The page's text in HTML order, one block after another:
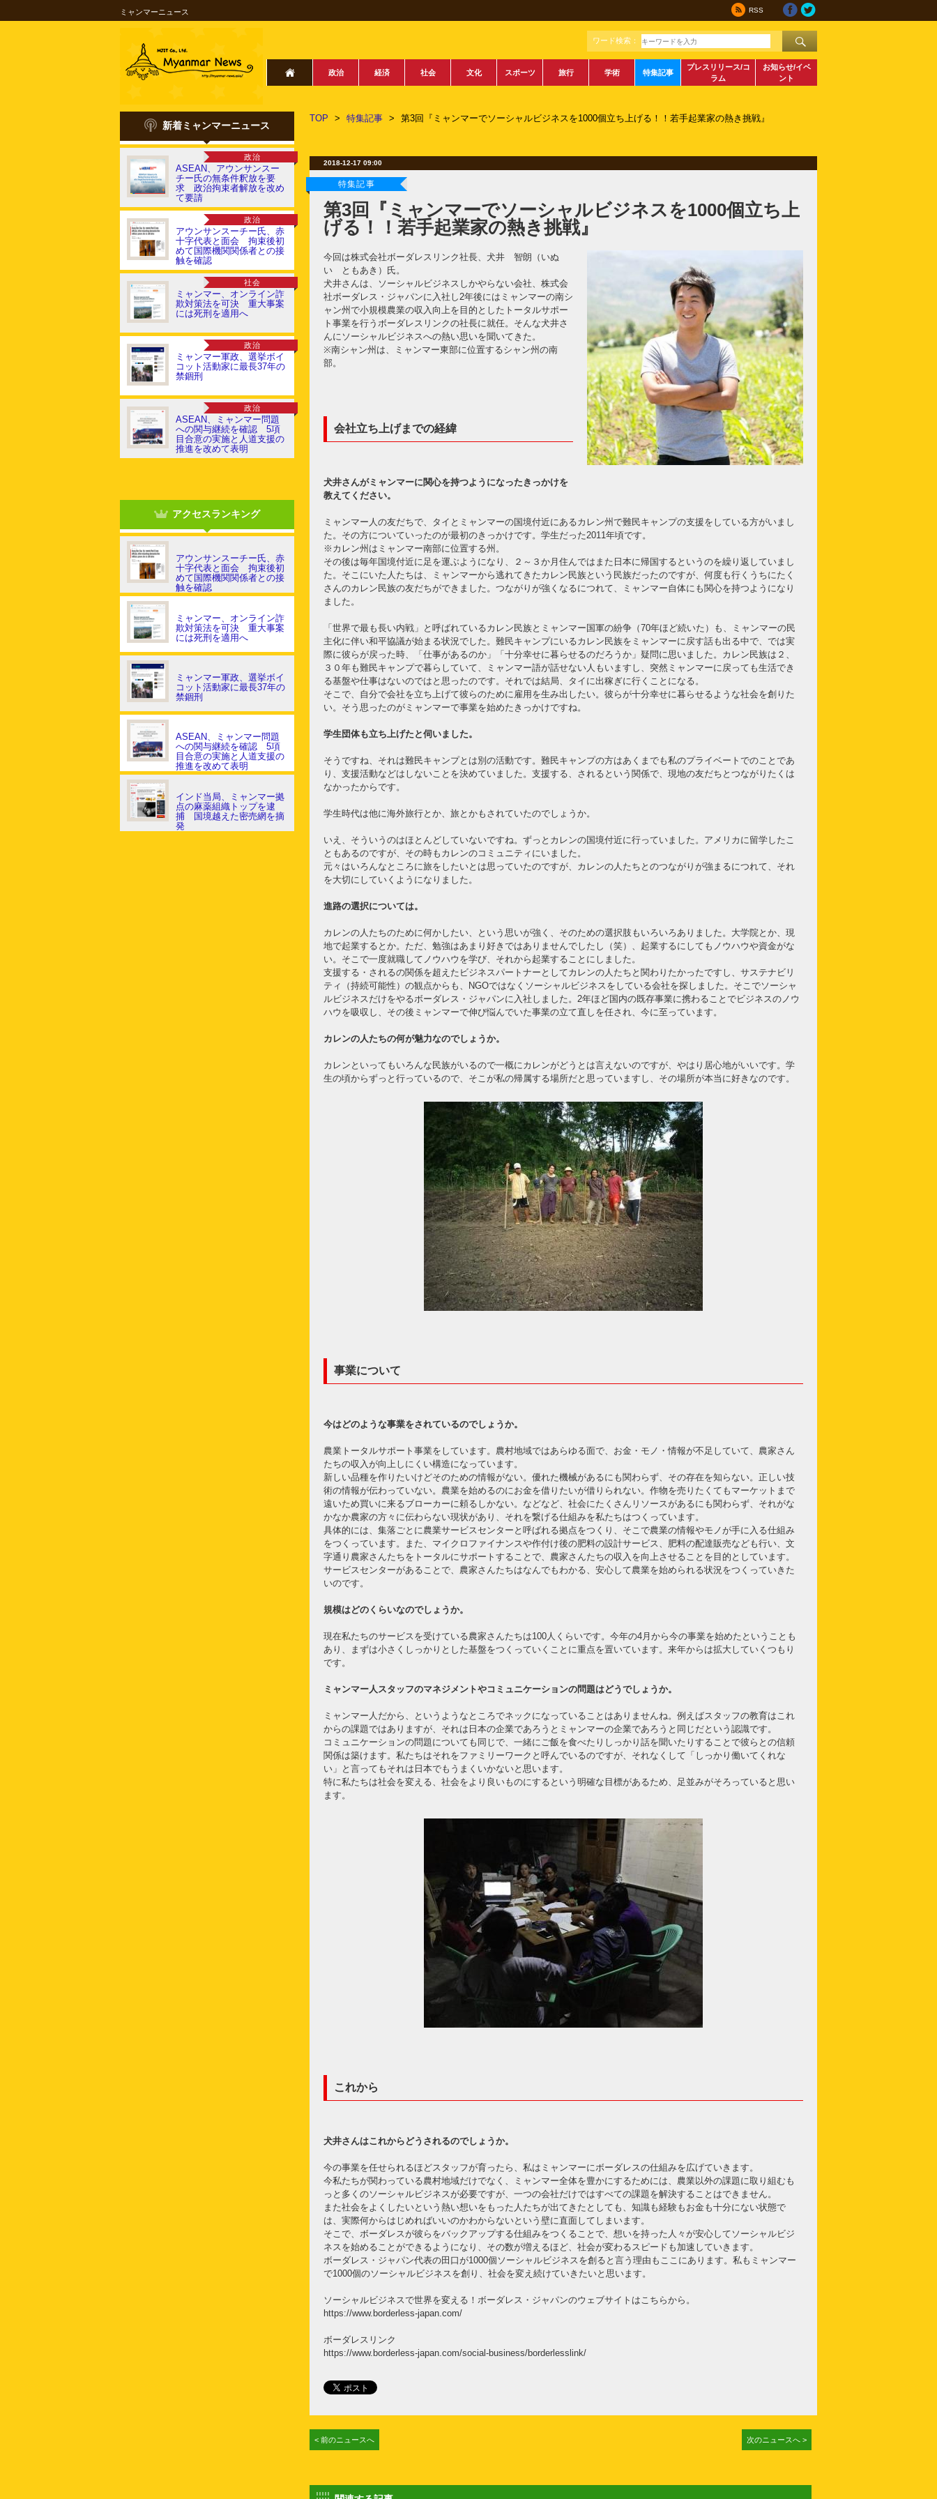
ミャンマーニュース RSS
ワード検索：
政治 経済 社会 文化 スポーツ 旅行 学術 特集記事
プレスリリース/コ
ラム
お知らせ/イベ
ント
新着ミャンマーニュース
政治
ASEAN、アウンサンスー
チー氏の無条件釈放を要
求 政治拘束者解放を改め
て要請
政治
アウンサンスーチー氏、赤
十字代表と面会 拘束後初
めて国際機関関係者との接
触を確認
社会
ミャンマー、オンライン詐
欺対策法を可決 重大事案
には死刑を適用へ
政治
ミャンマー軍政、選挙ボイ
コット活動家に最長37年の
禁錮刑
政治
ASEAN、ミャンマー問題
への関与継続を確認 5項
目合意の実施と人道支援の
推進を改めて表明
アクセスランキング
アウンサンスーチー氏、赤
十字代表と面会 拘束後初
めて国際機関関係者との接
触を確認
ミャンマー、オンライン詐
欺対策法を可決 重大事案
には死刑を適用へ
ミャンマー軍政、選挙ボイ
コット活動家に最長37年の
禁錮刑
ASEAN、ミャンマー問題
への関与継続を確認 5項
目合意の実施と人道支援の
推進を改めて表明
インド当局、ミャンマー拠
点の麻薬組織トップを逮
捕 国境越えた密売網を摘
発
TOP > 特集記事 > 第3回『ミャンマーでソーシャルビジネスを1000個立ち上げる！！若手起業家の熱き挑戦』
2018-12-17 09:00
特集記事
第3回『ミャンマーでソーシャルビジネスを1000個立ち上
げる！！若手起業家の熱き挑戦』
今回は株式会社ボーダレスリンク社長、犬井 智朗（いぬ
い ともあき）氏。
犬井さんは、ソーシャルビジネスしかやらない会社、株式会
社ボーダレス・ジャパンに入社し2年後にはミャンマーの南シ
ャン州で小規模農業の収入向上を目的としたトータルサポー
ト事業を行うボーダレスリンクの社長に就任。そんな犬井さ
んにソーシャルビジネスへの熱い思いを聞いてきた。
※南シャン州は、ミャンマー東部に位置するシャン州の南
部。
会社立ち上げまでの経緯
犬井さんがミャンマーに関心を持つようになったきっかけを
教えてください。
ミャンマー人の友だちで、タイとミャンマーの国境付近にあるカレン州で難民キャンプの支援をしている方がいまし
た。その方についていったのが最初のきっかけです。学生だった2011年頃です。
※カレン州はミャンマー南部に位置する州。
その後は毎年国境付近に足を運ぶようになり、２～３か月住んではまた日本に帰国するというのを繰り返していまし
た。そこにいた人たちは、ミャンマーから逃れてきたカレン民族という民族だったのですが、何度も行くうちにたく
さんのカレン民族の友だちができました。つながりが強くなるにつれて、ミャンマー自体にも関心を持つようになり
ました。
「世界で最も長い内戦」と呼ばれているカレン民族とミャンマー国軍の紛争（70年ほど続いた）も、ミャンマーの民
主化に伴い和平協議が始まる状況でした。難民キャンプにいるカレン民族をミャンマーに戻す話も出る中で、では実
際に彼らが戻った時、「仕事があるのか」「十分幸せに暮らせるのだろうか」疑問に思いました。カレン民族は２、
３０年も難民キャンプで暮らしていて、ミャンマー語が話せない人もいますし、突然ミャンマーに戻っても生活でき
る基盤や仕事はないのではと思ったのです。それでは結局、タイに出稼ぎに行くことになる。
そこで、自分で会社を立ち上げて彼らのために雇用を生み出したい。彼らが十分幸せに暮らせるような社会を創りた
い。そう思ったのがミャンマーで事業を始めたきっかけですね。
学生団体も立ち上げたと伺いました。
そうですね、それは難民キャンプとは別の活動です。難民キャンプの方はあくまでも私のプライベートでのことであ
り、支援活動などはしないことを決めていました。支援する、されるという関係で、現地の友だちとつながりたくは
なかったからです。
学生時代は他に海外旅行とか、旅とかもされていたのでしょうか。
いえ、そういうのはほとんどしていないですね。ずっとカレンの国境付近に行っていました。アメリカに留学したこ
ともあるのですが、その時もカレンのコミュニティにいました。
元々はいろんなところに旅をしたいとは思っていたのですが、カレンの人たちとのつながりが強まるにつれて、それ
を大切にしていくようになりました。
進路の選択については。
カレンの人たちのために何かしたい、という思いが強く、そのための選択肢もいろいろありました。大学院とか、現
地で起業するとか。ただ、勉強はあまり好きではありませんでしたし（笑）、起業するにしてもノウハウや資金がな
い。そこで一度就職してノウハウを学び、それから起業することにしました。
支援する・されるの関係を超えたビジネスパートナーとしてカレンの人たちと関わりたかったですし、サステナビリ
ティ（持続可能性）の観点からも、NGOではなくソーシャルビジネスをしている会社を探しました。そこでソーシャ
ルビジネスだけをやるボーダレス・ジャパンに入社しました。2年ほど国内の既存事業に携わることでビジネスのノウ
ハウを吸収し、その後ミャンマーで伸び悩んでいた事業の立て直しを任され、今に至っています。
カレンの人たちの何が魅力なのでしょうか。
カレンといってもいろんな民族がいるので一概にカレンがどうとは言えないのですが、やはり居心地がいいです。学
生の頃からずっと行っているので、そこが私の帰属する場所だと思っていますし、その場所が本当に好きなのです。
事業について
今はどのような事業をされているのでしょうか。
農業トータルサポート事業をしています。農村地域ではあらゆる面で、お金・モノ・情報が不足していて、農家さん
たちの収入が向上しにくい構造になっています。
新しい品種を作りたいけどそのための情報がない。優れた機械があるにも関わらず、その存在を知らない。正しい技
術の情報が伝わっていない。農業を始めるのにお金を借りたいが借りられない。作物を売りたくてもマーケットまで
遠いため買いに来るブローカーに頼るしかない。などなど、社会にたくさんリソースがあるにも関わらず、それがな
かなか農家の方々に伝わらない現状があり、それを繋げる仕組みを私たちはつくっています。
具体的には、集落ごとに農業サービスセンターと呼ばれる拠点をつくり、そこで農業の情報やモノが手に入る仕組み
をつくっています。また、マイクロファイナンスや作付け後の肥料の設計サービス、肥料の配達販売なども行い、文
字通り農家さんたちをトータルにサポートすることで、農家さんたちの収入を向上させることを目的としています。
サービスセンターがあることで、農家さんたちはなんでもわかる、安心して農業を始められる状況をつくっていきた
いのです。
規模はどのくらいなのでしょうか。
現在私たちのサービスを受けている農家さんたちは100人くらいです。今年の4月から今の事業を始めたということも
あり、まずは小さくしっかりとした基盤をつくっていくことに重点を置いています。来年からは拡大していくつもり
です。
ミャンマー人スタッフのマネジメントやコミュニケーションの問題はどうでしょうか。
ミャンマー人だから、というようなところでネックになっていることはありませんね。例えばスタッフの教育はこれ
からの課題ではありますが、それは日本の企業であろうとミャンマーの企業であろうと同じだという認識です。
コミュニケーションの問題についても同じで、一緒にご飯を食べたりしっかり話を聞いたりすることで彼らとの信頼
関係は築けます。私たちはそれをファミリーワークと呼んでいるのですが、それなくして「しっかり働いてくれな
い」と言ってもそれは日本でもうまくいかないと思います。
特に私たちは社会を変える、社会をより良いものにするという明確な目標があるため、足並みがそろっていると思い
ます。
これから
犬井さんはこれからどうされるのでしょうか。
今の事業を任せられるほどスタッフが育ったら、私はミャンマーにボーダレスの仕組みを広げていきます。
今私たちが関わっている農村地域だけでなく、ミャンマー全体を豊かにするためには、農業以外の課題に取り組むも
っと多くのソーシャルビジネスが必要ですが、一つの会社だけではすべての課題を解決することはできません。
また社会をよくしたいという熱い想いをもった人たちが出てきたとしても、知識も経験もお金も十分にない状態で
は、実際何からはじめればいいのかわからないという壁に直面してしまいます。
そこで、ボーダレスが彼らをバックアップする仕組みをつくることで、想いを持った人々が安心してソーシャルビジ
ネスを始めることができるようになり、その数が増えるほど、社会が変わるスピードも加速していきます。
ボーダレス・ジャパン代表の田口が1000個ソーシャルビジネスを創ると言う理由もここにあります。私もミャンマー
で1000個のソーシャルビジネスを創り、社会を変え続けていきたいと思います。
ソーシャルビジネスで世界を変える！ボーダレス・ジャパンのウェブサイトはこちらから。
https://www.borderless-japan.com/
ボーダレスリンク
https://www.borderless-japan.com/social-business/borderlesslink/
< 前のニュースへ 次のニュースへ >